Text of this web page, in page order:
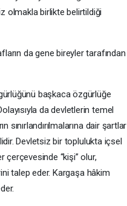
olmakla birlikte belirtildiği
da gene bireyler tarafından
başkaca özgürlüğe
da devletlerin temel
dair şartlar
Devletsiz bir toplulukta içsel
çerçevesinde “kişi” olur,
talep eder. Kargaşa hâkim